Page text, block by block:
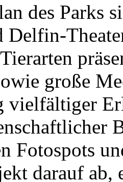
des Parks
Delfin-
große
vielfältiger
Fotospots
darauf